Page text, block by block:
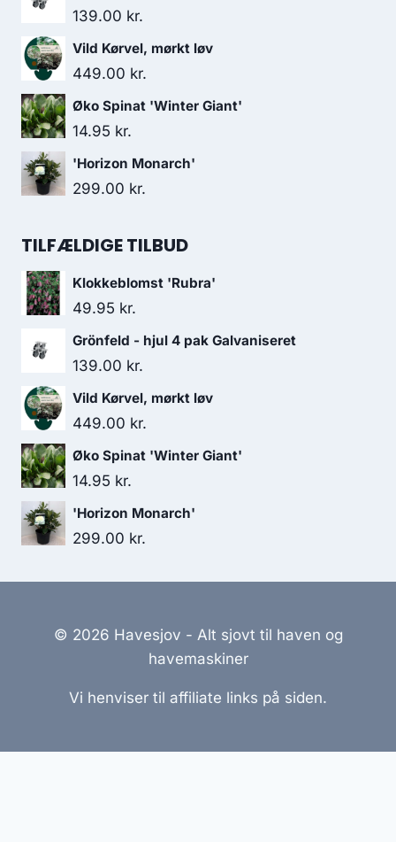
139.00 kr.
Vild Kørvel, mørkt løv
449.00 kr.
Øko Spinat 'Winter Giant'
14.95 kr.
'Horizon Monarch'
299.00 kr.
TILFÆLDIGE TILBUD
Klokkeblomst 'Rubra'
49.95 kr.
Grönfeld - hjul 4 pak Galvaniseret
139.00 kr.
Vild Kørvel, mørkt løv
449.00 kr.
Øko Spinat 'Winter Giant'
14.95 kr.
'Horizon Monarch'
299.00 kr.
© 2026 Havesjov - Alt sjovt til haven og
havemaskiner
Vi henviser til affiliate links på siden.